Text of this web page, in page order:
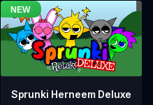
Sprunki Herneem Deluxe